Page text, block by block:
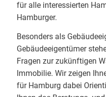
für alle interessierten
Hamburger.
Besonders als
Gebäudeeigentümer
Fragen zur zukünftigen
Immobilie. Wir zeigen
für Hamburg dabei